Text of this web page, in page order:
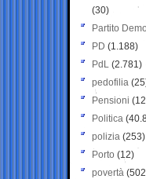
(30)
Partito
PD (1.188)
PdL (2.781)
pedofilia
Pensioni
Politica
polizia (253)
Porto (12)
povertà